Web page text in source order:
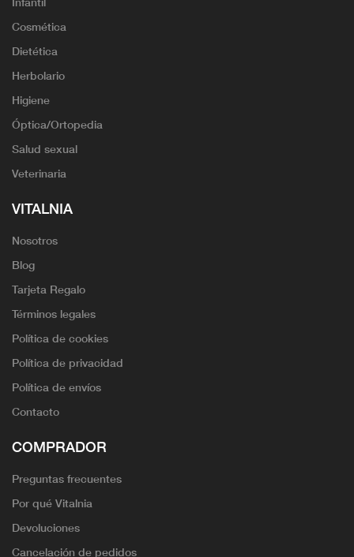
Cosmética
Dietética
Herbolario
Higiene
Óptica/Ortopedia
Salud sexual
Veterinaria
VITALNIA
Nosotros
Blog
Tarjeta Regalo
Términos legales
Política de cookies
Política de privacidad
Política de envíos
Contacto
COMPRADOR
Preguntas frecuentes
Por qué Vitalnia
Devoluciones
Cancelación de pedidos